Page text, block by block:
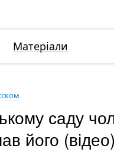
Матеріали
саду
його (відео)